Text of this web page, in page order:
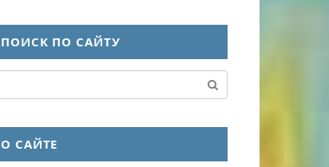
ПОИСК ПО САЙТУ
О САЙТЕ